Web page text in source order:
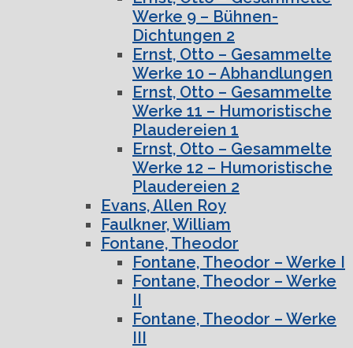
Werke 9 – Bühnen-
Dichtungen 2
Ernst, Otto – Gesammelte
Werke 10 – Abhandlungen
Ernst, Otto – Gesammelte
Werke 11 – Humoristische
Plaudereien 1
Ernst, Otto – Gesammelte
Werke 12 – Humoristische
Plaudereien 2
Evans, Allen Roy
Faulkner, William
Fontane, Theodor
Fontane, Theodor – Werke I
Fontane, Theodor – Werke
II
Fontane, Theodor – Werke
III